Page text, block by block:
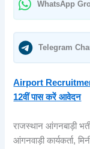
WhatsApp
Telegram
Airport Recruitment
12वीं पास करें आवेदन
राजस्थान आंगनबाड़ी
आंगनवाड़ी कार्यकर्ता,